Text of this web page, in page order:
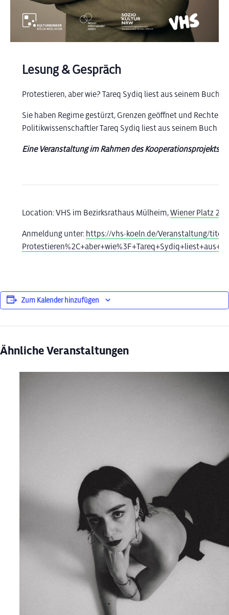
Lesung & Gespräch
Protestieren, aber wie? Tareq Sydiq liest aus seinem Buch –
Sie haben Regime gestürzt, Grenzen geöffnet und Rechte
Politikwissenschaftler Tareq Sydiq liest aus seinem Buch
Eine Veranstaltung im Rahmen des Kooperationsprojekts
Location: VHS im Bezirksrathaus Mülheim,Wiener Platz
Anmeldung unter: https://vhs-koeln.de/Veranstaltung/titel-
Zum Kalender hinzufügen
Ähnliche Veranstaltungen